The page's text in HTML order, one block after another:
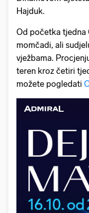
Hajduk.
Od početka tjedna
momčadi, ali
vježbama.
teren kroz četiri
možete pogledati